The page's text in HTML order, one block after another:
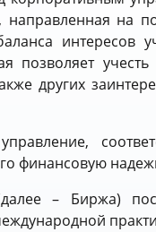
направленная на
интересов
позволяет учесть
других
финансовую
– Биржа)